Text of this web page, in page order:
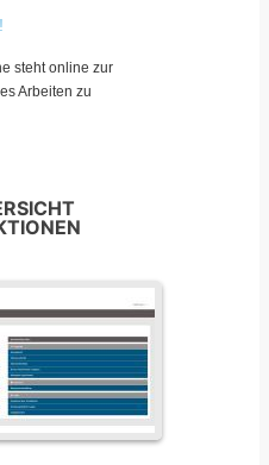
steht online zur
Arbeiten zu